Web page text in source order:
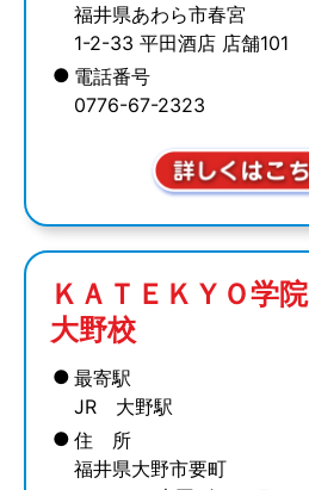
福井県あわら市春宮
1-2-33 平田酒店 店舗101
● 電話番号
0776-67-2323
ＫＡＴＥＫＹＯ学院
大野校
● 最寄駅
JR 大野駅
● 住 所
福井県大野市要町